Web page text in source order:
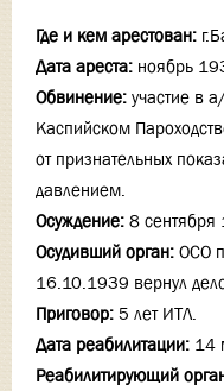
Где и кем арестован:
Дата ареста: ноябрь
Обвинение: участие в
Каспийском
от признательных
давлением.
Осуждение: 8 сентября
Осудивший орган: ОСО
16.10.1939 вернул
Приговор: 5 лет ИТЛ.
Дата реабилитации: 14
Реабилитирующий